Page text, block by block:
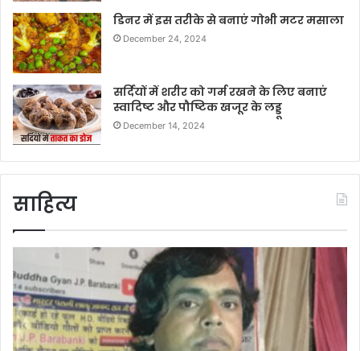
डिनर में इस तरीके से बनाएं गोभी मटर मसाला
December 24, 2024
सर्दियों में शरीर को गर्म रखने के लिए बनाएं
स्वादिष्ट और पौष्टिक खजूर के लड्डू
December 14, 2024
साहित्य